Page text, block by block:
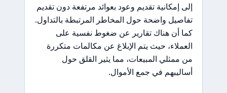
إلى إمكانية تقديم وعود بعوائد مرتفعة دون تقديم
تفاصيل واضحة حول المخاطر المرتبطة بالتداول.
كما أن هناك تقارير عن ضغوط نفسية على
العملاء، حيث يتم الإبلاغ عن مكالمات متكررة
من ممثلي المبيعات، مما يثير القلق حول
أساليبهم في جمع الأموال.